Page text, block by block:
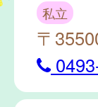
私立
〒